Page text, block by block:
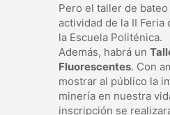
Pero el taller de
actividad de la II Feria
la Escuela Politénica.
Además, habrá un
Fluorescentes. Con
mostrar al público la
minería en nuestra
inscripción se